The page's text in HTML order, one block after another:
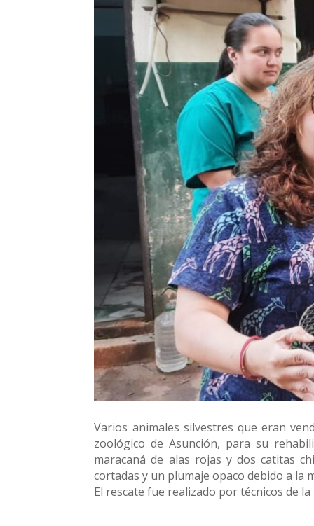
Varios animales silvestres que eran
zoológico de Asunción, para su
maracaná de alas rojas y dos catitas
cortadas y un plumaje opaco debido a la
El rescate fue realizado por técnicos de